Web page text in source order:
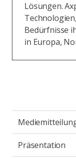
Lösungen.
Bedürfnisse
in Europa,
Präsentation